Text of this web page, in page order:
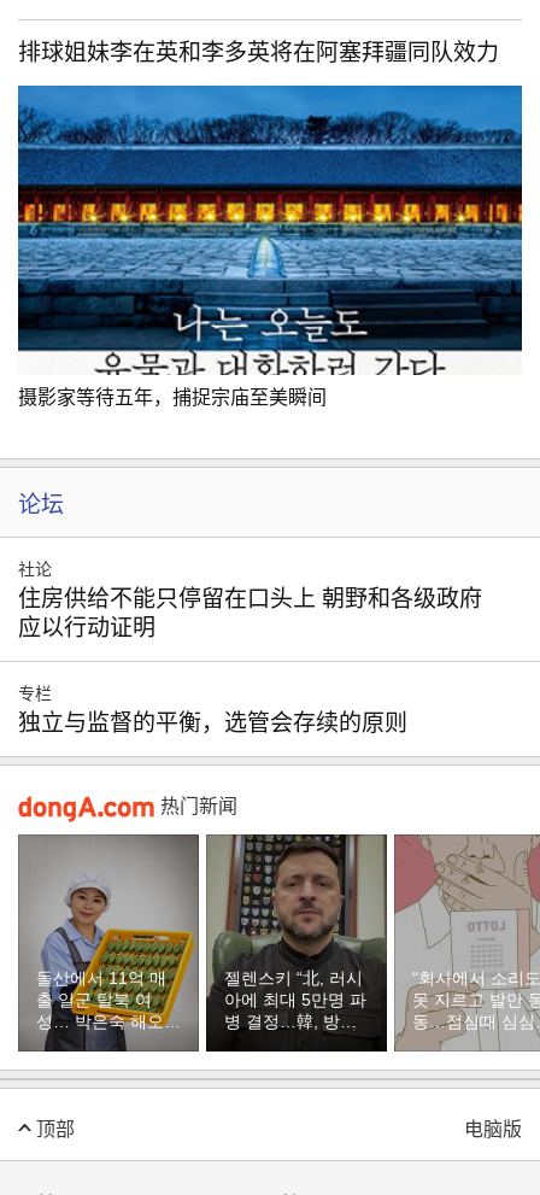
排球姐妹李在英和李多英将在阿塞拜疆同队效力
摄影家等待五年，捕捉宗庙至美瞬间
论坛
社论
住房供给不能只停留在口头上 朝野和各级政府
应以行动证明
专栏
独立与监督的平衡，选管会存续的原则
热门新闻
돌산에서 11억 매
출 일군 탈북 여
성… 박은숙 해오름
푸드 대표의 인생
온 이웃]
젤렌스키 “北, 러시
아에 최대 5만명 파
병 결정…韓, 방공
지원해달라”
“회사에서 소리도
못 지르고 발만
동…점심때 심심
서 산 복권이 1등
顶部 电脑版